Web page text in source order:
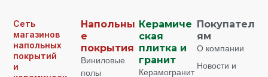
Сеть
магазинов
напольных
покрытий
и
Напольны
е
покрытия
Виниловые
полы
Керамиче
ская
плитка и
гранит
Керамогранит
Покупател
ям
О компании
Новости и